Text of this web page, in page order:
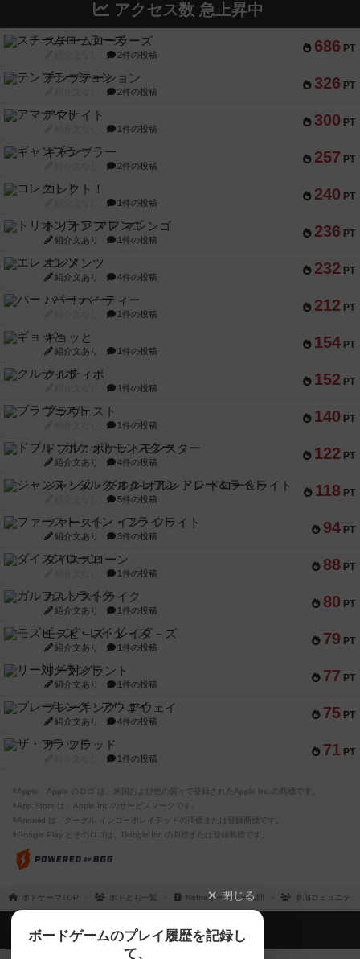
アクセス数 急上昇中
686 PT
スチームローラーズ
2件の投稿
326 PT
テンプテーション
2件の投稿
300 PT
アマナイト
1件の投稿
257 PT
ギャンブラー
2件の投稿
240 PT
コレクト！
1件の投稿
236 PT
トリオンフ ア マレンゴ
紹介文あり 1件の投稿
232 PT
エレメンツ
紹介文あり 4件の投稿
212 PT
バー！パーティー
1件の投稿
154 PT
ギョッと
紹介文あり 1件の投稿
152 PT
クルティボ
1件の投稿
140 PT
ブラヴェスト
1件の投稿
122 PT
ドブル：ポケットモンスター
紹介文あり 4件の投稿
118 PT
ジャンヌ・ダルク-オルレアン ドロー＆ライト
5件の投稿
94 PT
ファースト・イン・フライト
紹介文あり 3件の投稿
88 PT
ダイススローン
1件の投稿
80 PT
ガルフストライク
紹介文あり 1件の投稿
79 PT
モズビ－ズ・レイダ－ズ
紹介文あり 1件の投稿
77 PT
リー対グラント
紹介文あり 1件の投稿
75 PT
ブレーキング・アウェイ
紹介文あり 4件の投稿
71 PT
ザ・フラッド
1件の投稿
※Apple、Apple のロゴ は、米国および他の国々で登録されたApple Inc.の商標です。
※App Store は、Apple Inc.のサービスマークです。
※Android は、グーグル インコーポレイテッドの商標または登録商標です。
※Google Play とそのロゴは、Google Inc.の商標または登録商標です。
ボドゲーマTOP ボドとも一覧 Nefneボードゲーム部 参加コミュニティ
閉じる
ボードゲームのプレイ履歴を記録し
て、
ボドゲーマTOP